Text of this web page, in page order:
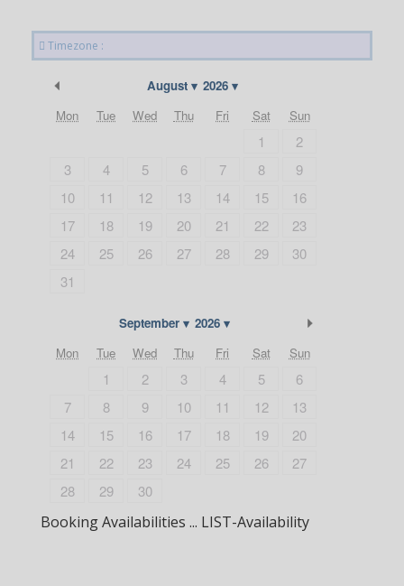
Timezone :
August 2026
Previous Month
Mon Tue Wed Thu Fri Sat Sun
1
2
3
4 5 6 7 8
9
10
11 12 13 14 15
16
17
18 19 20 21 22
23
24
25 26 27 28 29
30
31
September 2026
Mon Tue Wed Thu Fri Sat Sun
1 2 3 4 5
6
7
8 9 10 11 12
13
14
15 16 17 18 19
20
21
22 23 24 25 26
27
28
29 30
Booking Availabilities ... LIST-Availability